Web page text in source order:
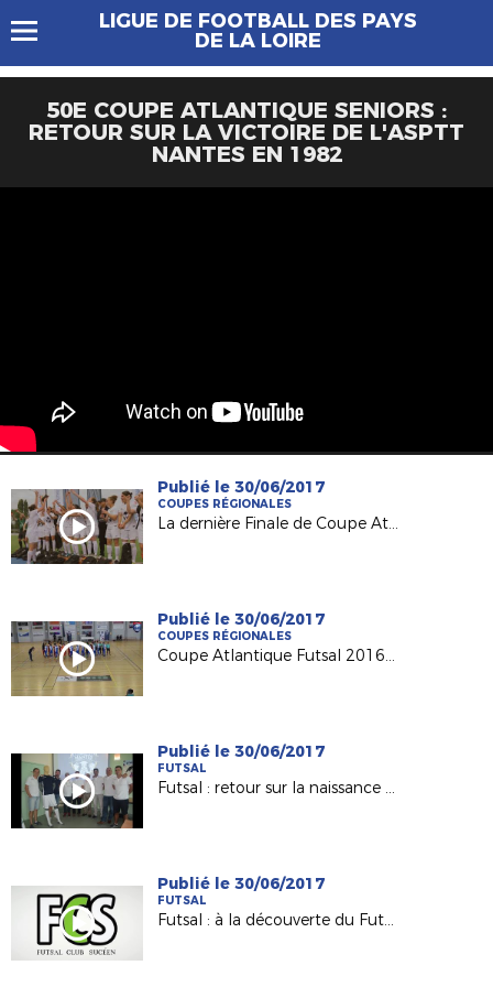
LIGUE DE FOOTBALL DES PAYS
DE LA LOIRE
50E COUPE ATLANTIQUE SENIORS :
RETOUR SUR LA VICTOIRE DE L'ASPTT
NANTES EN 1982
Publié le 30/06/2017
COUPES RÉGIONALES
La dernière Finale de Coupe Atlantique Féminine Crédit-Mutuel !
Publié le 30/06/2017
COUPES RÉGIONALES
Coupe Atlantique Futsal 2016-2017 : revivez la finale remportée par Saint Herblain Pépite FC
Publié le 30/06/2017
FUTSAL
Futsal : retour sur la naissance du Nantes Métropole Futsal (D1)
Publié le 30/06/2017
FUTSAL
Futsal : à la découverte du Futsal Club Sucéen (Sucé sur Erdre)